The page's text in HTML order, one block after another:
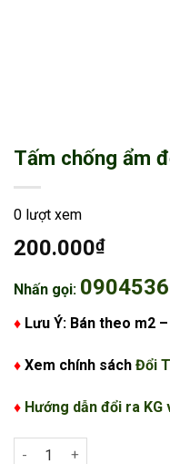
Tấm chống ẩm
0 lượt xem
200.000₫
Nhấn gọi:
♦ Lưu Ý: Bán theo m2
♦ Xem chính sách Đổi
♦ Hướng dẫn đổi ra
Tấm chống ẩm đổ bê